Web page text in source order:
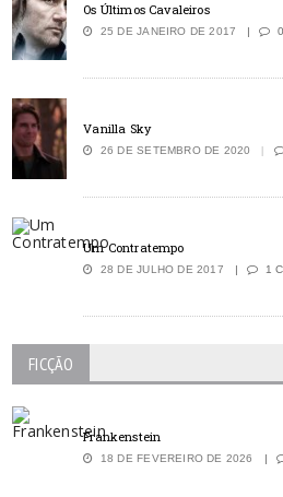
Os Últimos Cavaleiros
25 DE JANEIRO DE 2017
Vanilla Sky
26 DE SETEMBRO DE 2020
Um Contratempo
28 DE JULHO DE 2017 1
FICÇÃO
Frankenstein
18 DE FEVEREIRO DE 2026